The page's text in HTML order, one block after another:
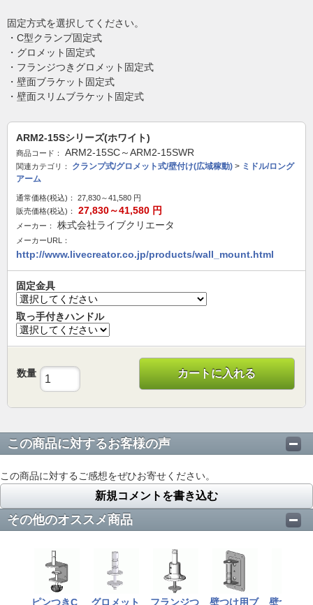
固定方式を選択してください。
・C型クランプ固定式
・グロメット固定式
・フランジつきグロメット固定式
・壁面ブラケット固定式
・壁面スリムブラケット固定式
ARM2-15Sシリーズ(ホワイト)
商品コード： ARM2-15SC～ARM2-15SWR
関連カテゴリ： クランプ式/グロメット式/壁付け(広域稼動) > ミドル/ロング
アーム
通常価格(税込)： 27,830～41,580 円
販売価格(税込)：
27,830～41,580 円
メーカー： 株式会社ライブクリエータ
メーカーURL：
http://www.livecreator.co.jp/products/wall_mount.html
固定金具
取っ手付きハンドル
数量 カートに入れる
この商品に対するお客様の声
この商品に対するご感想をぜひお寄せください。
新規コメントを書き込む
その他のオススメ商品
ピンつきC
グロメット
フランジつ
壁つけ用ブ
壁つけ用